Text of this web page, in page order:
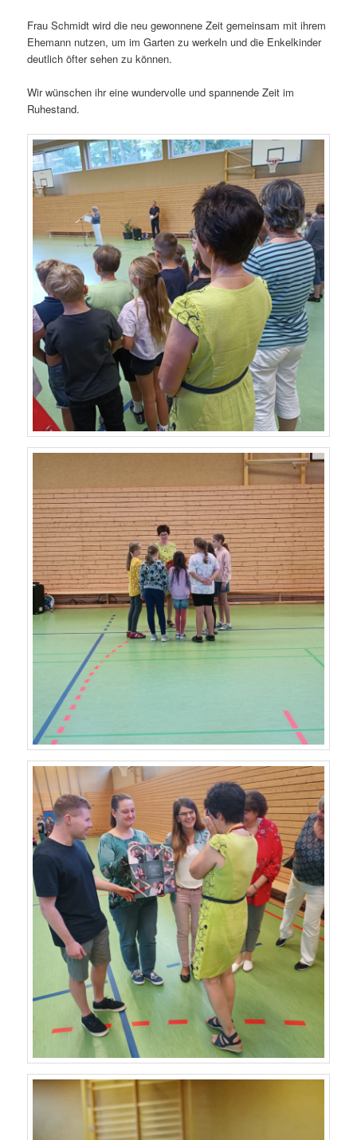
Frau Schmidt wird die neu gewonnene Zeit gemeinsam mit ihrem
Ehemann nutzen, um im Garten zu werkeln und die Enkelkinder
deutlich öfter sehen zu können.
Wir wünschen ihr eine wundervolle und spannende Zeit im
Ruhestand.